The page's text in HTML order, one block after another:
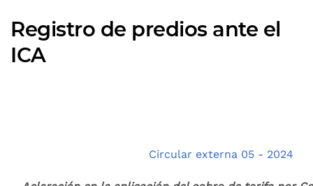
Registro de predios ante el
ICA
Circular externa 05 - 2024